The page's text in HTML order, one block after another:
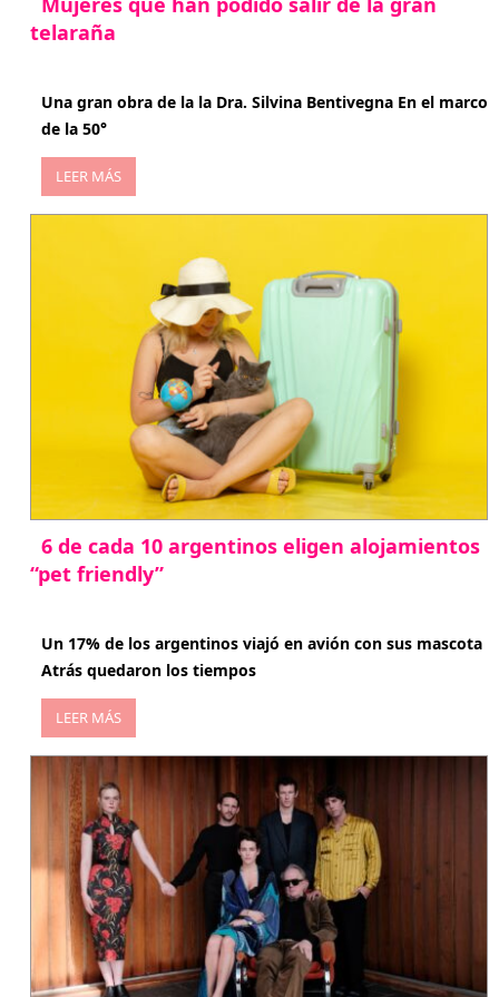
telaraña
Una gran obra de la la Dra. Silvina Bentivegna En el marco
de la 50°
LEER MÁS
6 de cada 10 argentinos eligen alojamientos
“pet friendly”
Un 17% de los argentinos viajó en avión con sus mascota
Atrás quedaron los tiempos
LEER MÁS